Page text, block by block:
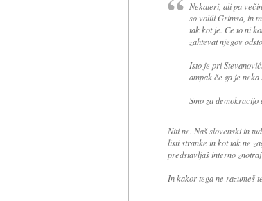
Nekateri, ali pa
so volili Grimsa, in
tak kot je. Če to ni
zahtevat njegov
Isto je pri
ampak če ga je
Smo za
Niti ne. Naš slovenski in
listi stranke in kot tak ne
predstavljaš interno
In kakor tega ne razumeš